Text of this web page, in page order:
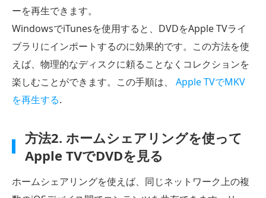
ーを再生できます。
WindowsでiTunesを使用すると、DVDをApple TVライ
ブラリにインポートするのに効果的です。この方法を使
えば、物理的なディスクに頼ることなくコレクションを
楽しむことができます。この手順は、 Apple TVでMKV
を再生する.
方法2. ホームシェアリングを使って
Apple TVでDVDを見る
ホームシェアリングを使えば、同じネットワーク上の複